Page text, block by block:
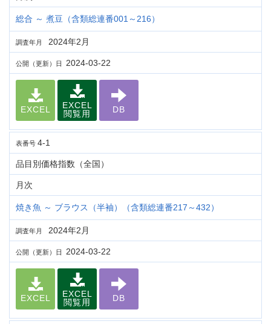
総合 ～ 煮豆（含類総連番001～216）
調査年月 2024年2月
公開（更新）日 2024-03-22
EXCEL
EXCEL
閲覧用
DB
表番号 4-1
品目別価格指数（全国）
月次
焼き魚 ～ ブラウス（半袖）（含類総連番217～432）
調査年月 2024年2月
公開（更新）日 2024-03-22
EXCEL
EXCEL
閲覧用
DB